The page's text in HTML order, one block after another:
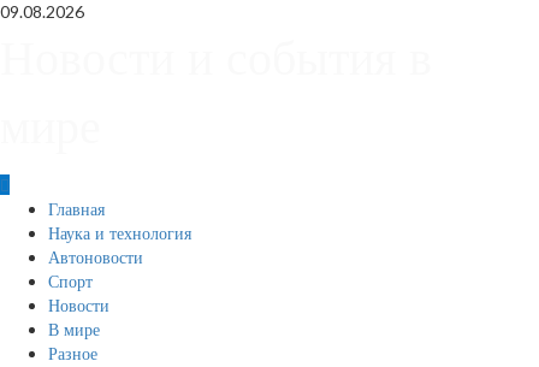
Skip
09.08.2026
Primary
Menu
Главная
Наука и технология
Автоновости
Спорт
Новости
В мире
Разное